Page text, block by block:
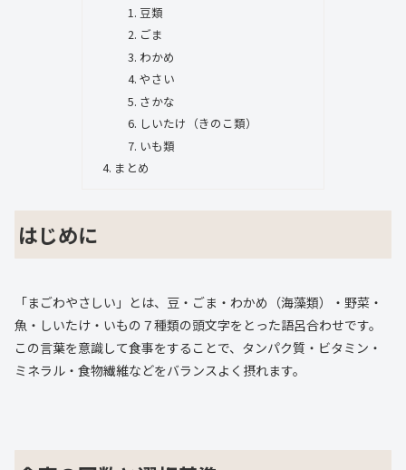
豆類
ごま
わかめ
やさい
さかな
しいたけ（きのこ類）
いも類
まとめ
はじめに
「まごわやさしい」とは、豆・ごま・わかめ（海藻類）・野菜・
魚・しいたけ・いもの７種類の頭文字をとった語呂合わせです。
この言葉を意識して食事をすることで、タンパク質・ビタミン・
ミネラル・食物繊維などをバランスよく摂れます。